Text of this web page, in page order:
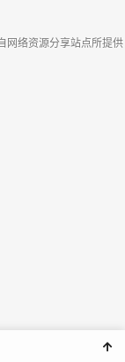
网络资源分享站点所提供